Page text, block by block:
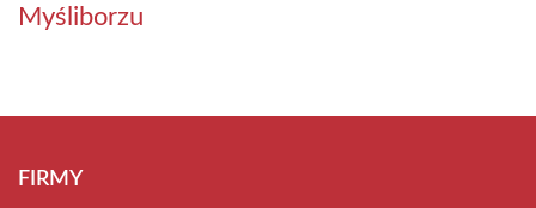
Myśliborzu
FIRMY